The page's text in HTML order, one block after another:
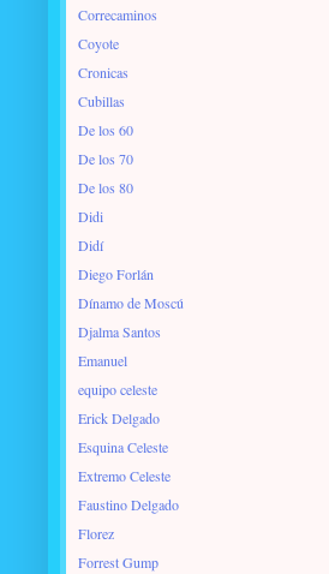
Correcaminos
Coyote
Cronicas
Cubillas
De los 60
De los 70
De los 80
Didi
Didí
Diego Forlán
Dínamo de Moscú
Djalma Santos
Emanuel
equipo celeste
Erick Delgado
Esquina Celeste
Extremo Celeste
Faustino Delgado
Florez
Forrest Gump